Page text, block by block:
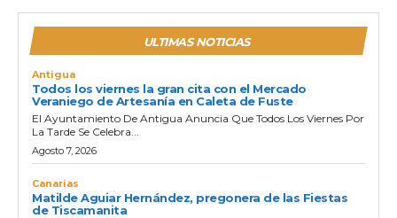
ULTIMAS NOTICIAS
Antigua
Todos los viernes la gran cita con el Mercado
Veraniego de Artesanía en Caleta de Fuste
El Ayuntamiento De Antigua Anuncia Que Todos Los Viernes Por
La Tarde Se Celebra...
Agosto 7, 2026
Canarias
Matilde Aguiar Hernández, pregonera de las Fiestas
de Tiscamanita